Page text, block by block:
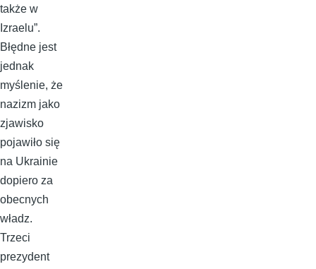
także w
Izraelu”.
Błędne jest
jednak
myślenie, że
nazizm jako
zjawisko
pojawiło się
na Ukrainie
dopiero za
obecnych
władz.
Trzeci
prezydent